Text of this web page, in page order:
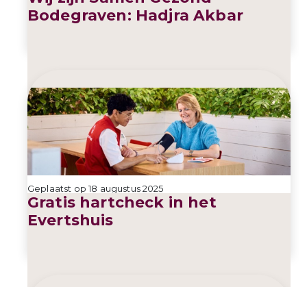
Bodegraven: Hadjra Akbar
Geplaatst op 18 augustus 2025
Gratis hartcheck in het
Evertshuis